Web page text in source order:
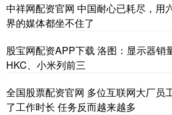
中祥网配资官网 中国耐心已耗尽，用
界的媒体都坐不住了
股宝网配资APP下载 洛图：显示器销
HKC、小米列前三
全国股票配资官网 多位互联网大厂员
了工作时长 任务反而越来越多